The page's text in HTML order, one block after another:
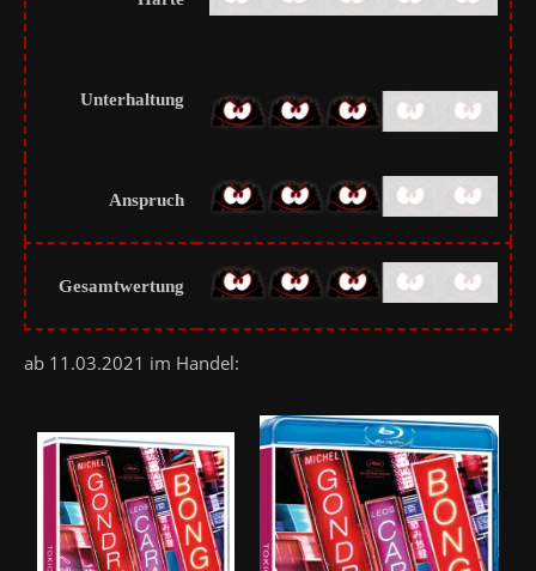
Unterhaltung
Anspruch
Gesamtwertung
ab 11.03.2021 im Handel: